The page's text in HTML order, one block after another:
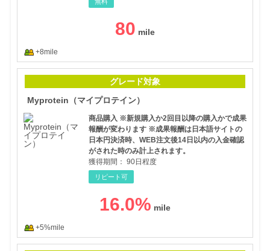
80
+8mile
グレード対象
Myprotein（マイプロテイン）
商品購入 ※新規購入か2回目以降の購入かで成果
報酬が変わります ※成果報酬は日本語サイトの
日本円決済時、WEB注文後14日以内の入金確認
がされた時のみ計上されます。
獲得期間： 90日程度
リピート可
16.0%
+5%mile